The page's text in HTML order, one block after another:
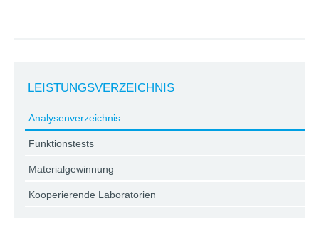
LEISTUNGSVERZEICHNIS
Analysenverzeichnis
Funktionstests
Materialgewinnung
Kooperierende Laboratorien